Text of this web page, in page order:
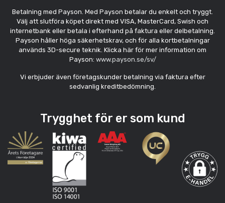
Betalning med Payson. Med Payson betalar du enkelt och tryggt.
Välj att slutföra köpet direkt med VISA, MasterCard, Swish och
internetbank eller betala i efterhand på faktura eller delbetalning.
Payson håller höga säkerhetskrav, och för alla kortbetalningar
används 3D-secure teknik. Klicka här för mer information om
Payson: www.payson.se/sv/
Vi erbjuder även företagskunder betalning via faktura efter
sedvanlig kreditbedömning.
Trygghet för er som kund